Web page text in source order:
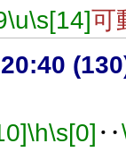
\u\s[14]可
\h\s[0] ‥